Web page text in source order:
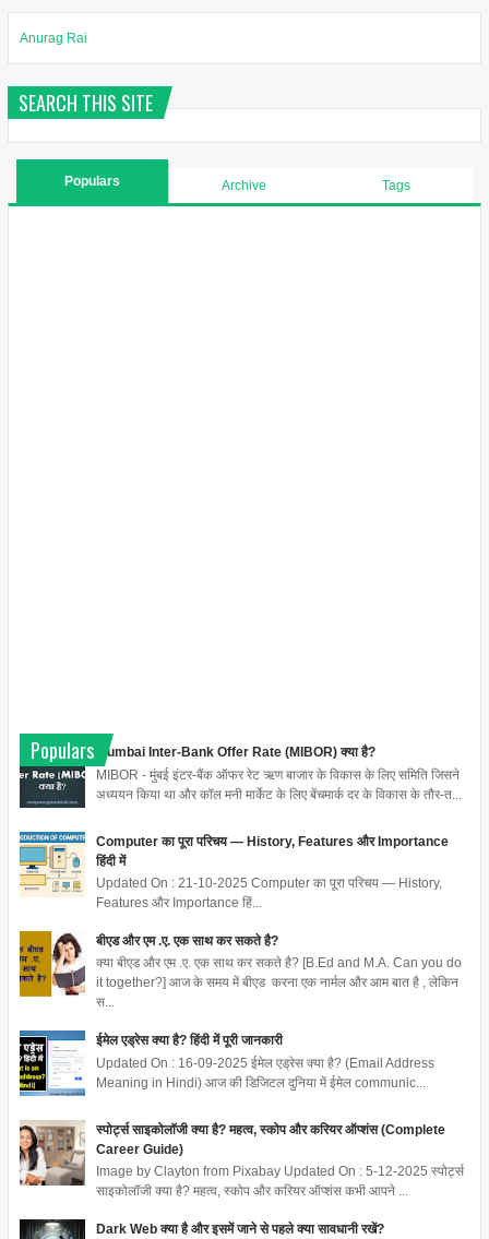
Anurag Rai
SEARCH THIS SITE
Populars Archive Tags
Populars
Mumbai Inter-Bank Offer Rate (MIBOR) क्या है?
MIBOR - मुंबई इंटर-बैंक ऑफर रेट ऋण बाजार के विकास के लिए समिति जिसने
अध्ययन किया था और कॉल मनी मार्केट के लिए बेंचमार्क दर के विकास के तौर-त...
Computer का पूरा परिचय — History, Features और Importance
हिंदी में
Updated On : 21-10-2025 Computer का पूरा परिचय — History,
Features और Importance हिं...
बीएड और एम .ए. एक साथ कर सकते है?
क्या बीएड और एम .ए. एक साथ कर सकते है? [B.Ed and M.A. Can you do
it together?] आज के समय में बीएड करना एक नार्मल और आम बात है , लेकिन
स...
ईमेल एड्रेस क्या है? हिंदी में पूरी जानकारी
Updated On : 16-09-2025 ईमेल एड्रेस क्या है? (Email Address
Meaning in Hindi) आज की डिजिटल दुनिया में ईमेल communic...
स्पोर्ट्स साइकोलॉजी क्या है? महत्व, स्कोप और करियर ऑप्शंस (Complete
Career Guide)
Image by Clayton from Pixabay Updated On : 5-12-2025 स्पोर्ट्स
साइकोलॉजी क्या है? महत्व, स्कोप और करियर ऑप्शंस कभी आपने ...
Dark Web क्या है और इसमें जाने से पहले क्या सावधानी रखें?